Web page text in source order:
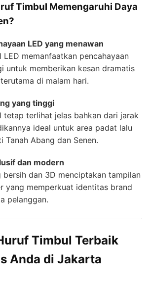
Timbul Memengaruhi Daya
LED yang menawan
LED memanfaatkan pencahayaan
untuk memberikan kesan dramatis
di malam hari.
yang tinggi
tetap terlihat jelas bahkan dari jarak
ideal untuk area padat lalu
Tanah Abang dan Senen.
dan modern
bersih dan 3D menciptakan tampilan
yang memperkuat identitas brand
pelanggan.
Timbul Terbaik
Anda di Jakarta